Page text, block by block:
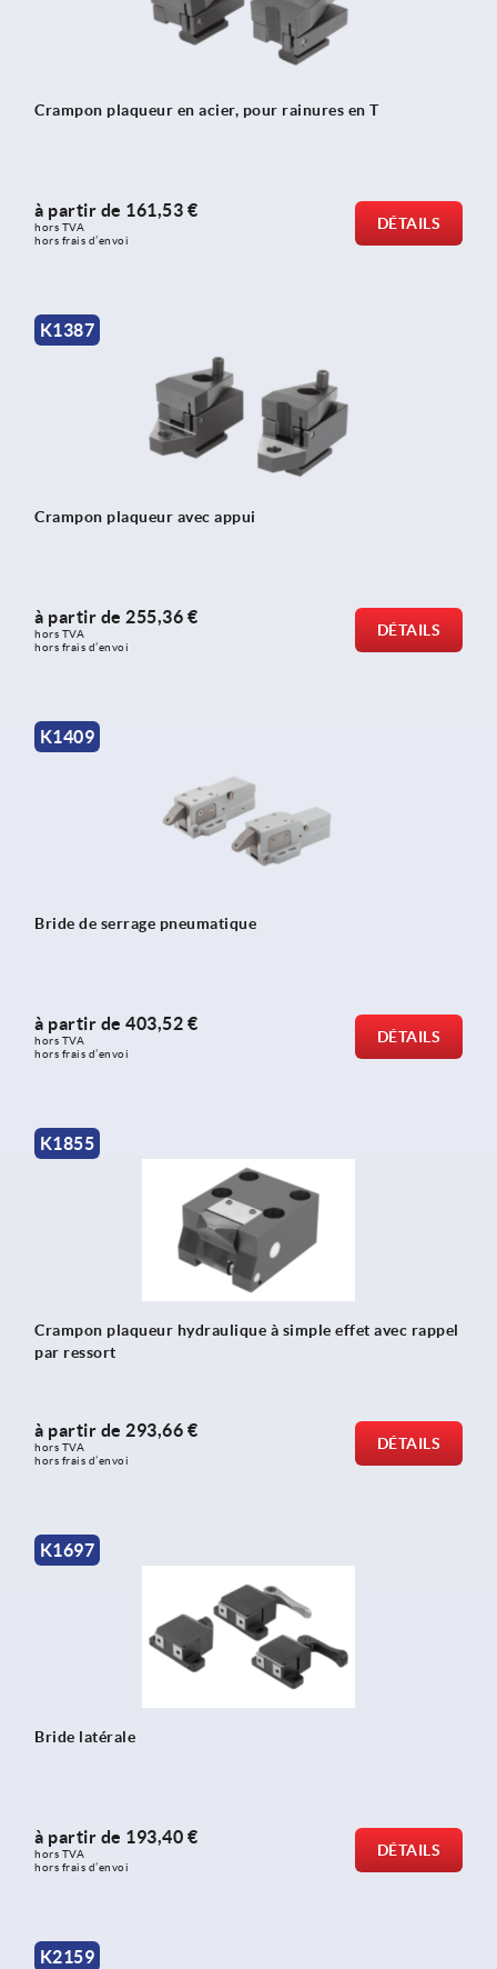
Crampon plaqueur en acier, pour rainures en T
à partir de 161,53 €
hors TVA
hors frais d’envoi
DÉTAILS
K1387
Crampon plaqueur avec appui
à partir de 255,36 €
hors TVA
hors frais d’envoi
DÉTAILS
K1409
Bride de serrage pneumatique
à partir de 403,52 €
hors TVA
hors frais d’envoi
DÉTAILS
K1855
Crampon plaqueur hydraulique à simple effet avec rappel
par ressort
à partir de 293,66 €
hors TVA
hors frais d’envoi
DÉTAILS
K1697
Bride latérale
à partir de 193,40 €
hors TVA
hors frais d’envoi
DÉTAILS
K2159